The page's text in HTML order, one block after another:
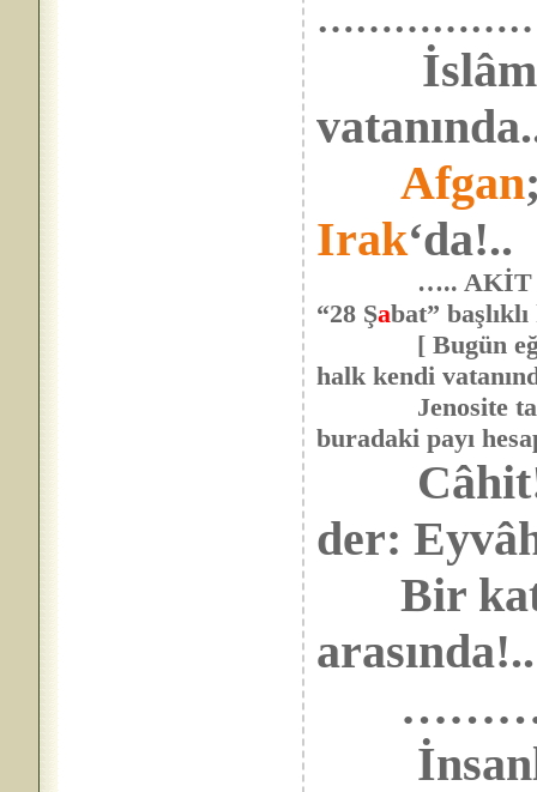
Afgan
Irak‘da!..
….. AKİT 01
“28 Şabat”
[ Bugün eğer,
halk kendi
Jenosite tabi
buradaki payı
der:
Bir
arasında!..